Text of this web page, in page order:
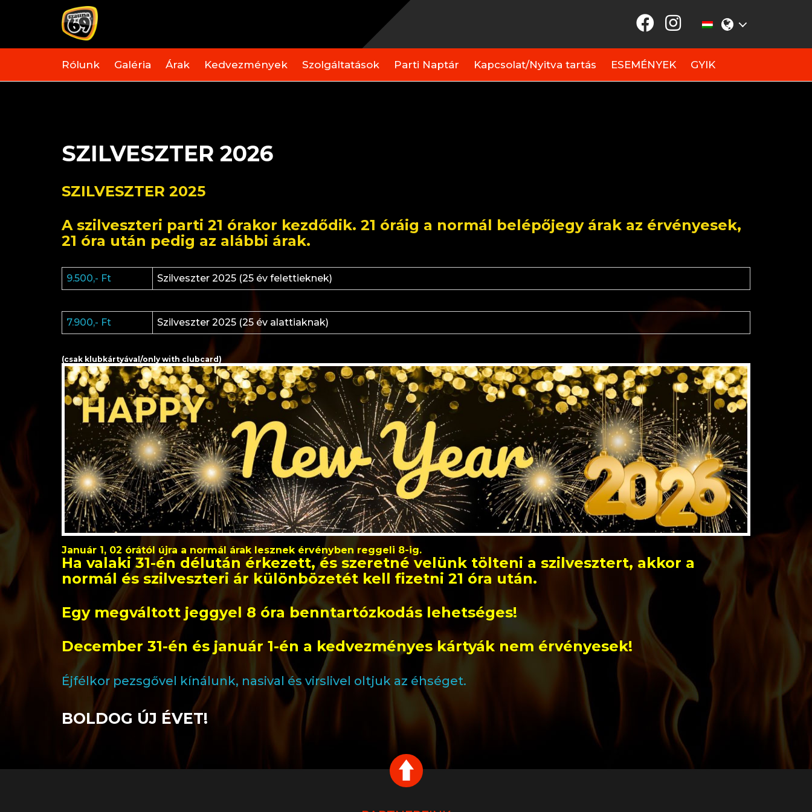
Rólunk Galéria Árak Kedvezmények Szolgáltatások Parti Naptár Kapcsolat/Nyitva tartás ESEMÉNYEK GYIK
SZILVESZTER 2026
SZILVESZTER 2025
A szilveszteri parti 21 órakor kezdődik. 21 óráig a normál belépőjegy árak az érvényesek,
21 óra után pedig az alábbi árak.
9.500,- Ft Szilveszter 2025 (25 év felettieknek)
7.900,- Ft Szilveszter 2025 (25 év alattiaknak)
(csak klubkártyával/only with clubcard)
Január 1, 02 órától újra a normál árak lesznek érvényben reggeli 8-ig.
Ha valaki 31-én délután érkezett, és szeretné velünk tölteni a szilvesztert, akkor a
normál és szilveszteri ár különbözetét kell fizetni 21 óra után.
Egy megváltott jeggyel 8 óra benntartózkodás lehetséges!
December 31-én és január 1-én a kedvezményes kártyák nem érvényesek!
Éjfélkor pezsgővel kínálunk, nasival és virslivel oltjuk az éhséget.
BOLDOG ÚJ ÉVET!